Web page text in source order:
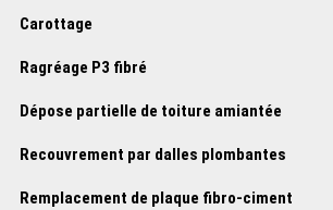
Carottage
Ragréage P3 fibré
Dépose partielle de toiture amiantée
Recouvrement par dalles plombantes
Remplacement de plaque fibro-ciment